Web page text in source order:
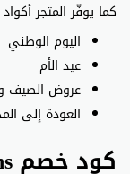
كما يوفّر المتجر
اليوم الوطني
عيد الأم
عروض الصيف
العودة إلى